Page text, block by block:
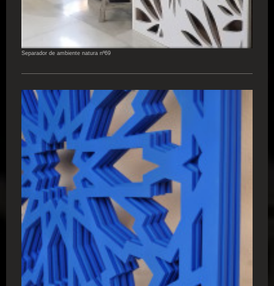
Separador de ambiente natura nº69